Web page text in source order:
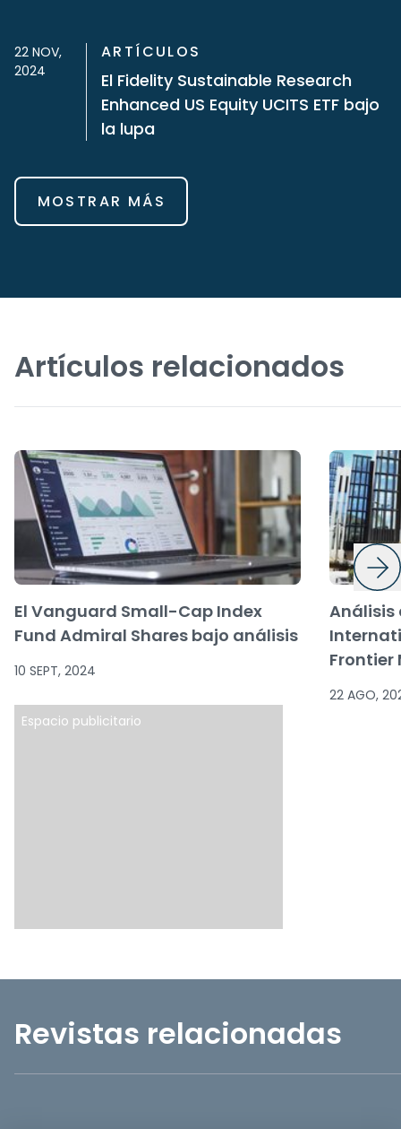
22 NOV,
2024
ARTÍCULOS
El Fidelity Sustainable Research
Enhanced US Equity UCITS ETF bajo
la lupa
MOSTRAR MÁS
Artículos relacionados
El Vanguard Small-Cap Index
Fund Admiral Shares bajo análisis
10 SEPT, 2024
Análisis
Frontier
22 AGO,
Espacio publicitario
Revistas relacionadas